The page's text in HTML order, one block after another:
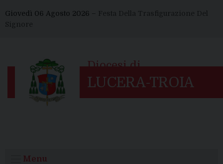
to
content
Giovedì 06 Agosto 2026 – Festa Della Trasfigurazione Del
Signore
Menu